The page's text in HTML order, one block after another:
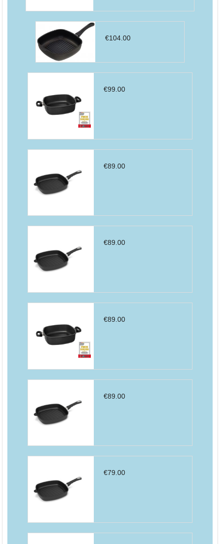
€104.00
€99.00
€89.00
€89.00
€89.00
€89.00
€79.00